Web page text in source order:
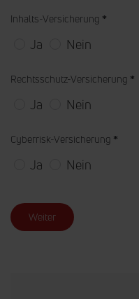
Inhalts-Versicherung *
Ja Nein
Rechtsschutz-Versicherung *
Ja Nein
Cyberrisk-Versicherung *
Ja Nein
Weiter